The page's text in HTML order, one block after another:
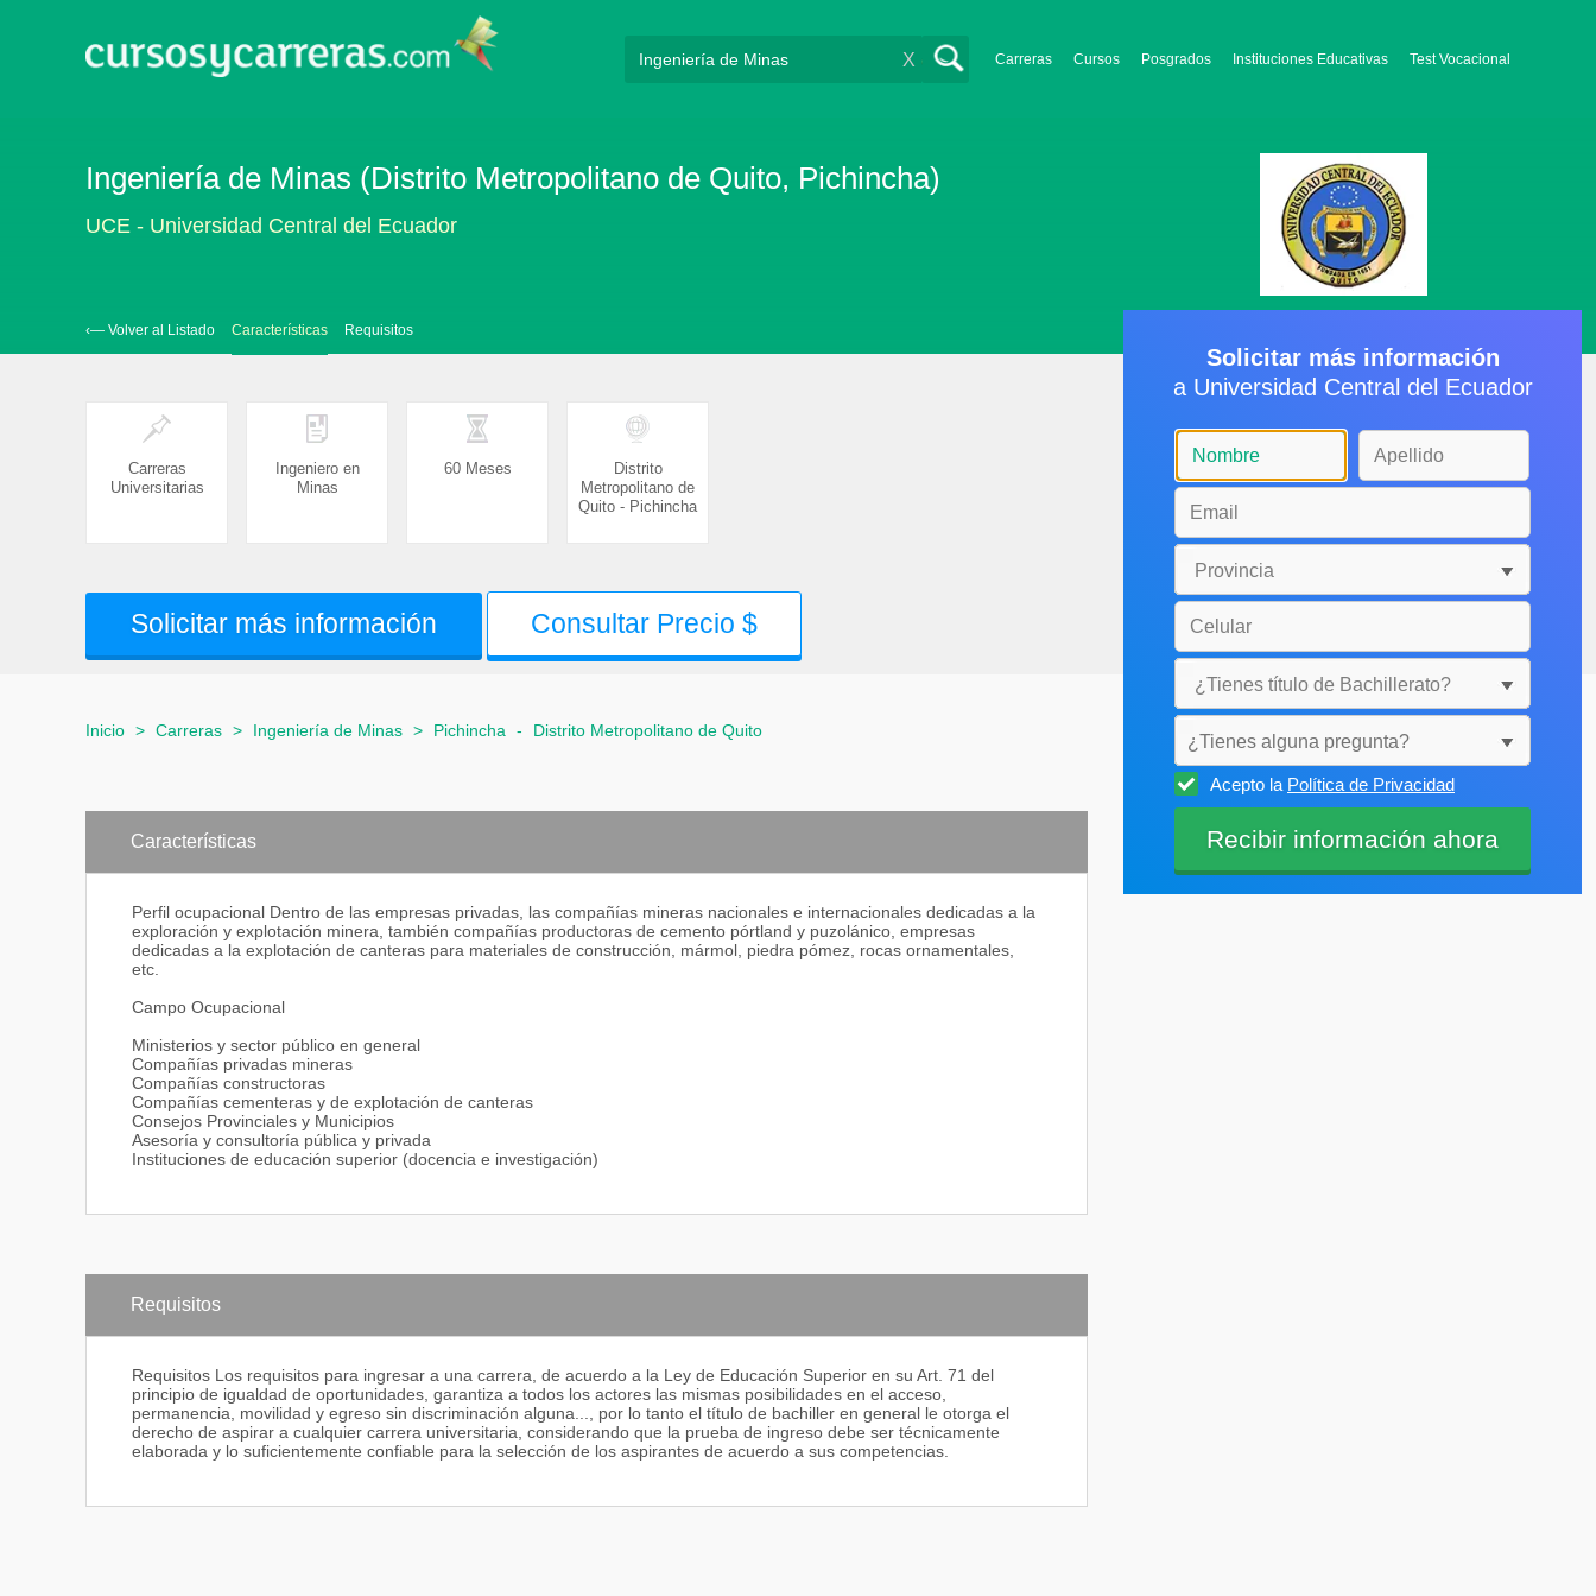
Carreras Cursos Posgrados Instituciones Educativas Test Vocacional
X
Ingeniería de Minas (Distrito Metropolitano de Quito, Pichincha)
UCE - Universidad Central del Ecuador
‹— Volver al Listado Características Requisitos
Carreras
Universitarias
Ingeniero en
Minas
60 Meses
Distrito
Metropolitano de
Quito - Pichincha
Solicitar más información Consultar Precio $
Inicio > Carreras > Ingeniería de Minas > Pichincha - Distrito Metropolitano de Quito
Características
Perfil ocupacional Dentro de las empresas privadas, las compañías mineras nacionales e internacionales dedicadas a la
exploración y explotación minera, también compañías productoras de cemento pórtland y puzolánico, empresas
dedicadas a la explotación de canteras para materiales de construcción, mármol, piedra pómez, rocas ornamentales,
etc.
Campo Ocupacional
Ministerios y sector público en general
Compañías privadas mineras
Compañías constructoras
Compañías cementeras y de explotación de canteras
Consejos Provinciales y Municipios
Asesoría y consultoría pública y privada
Instituciones de educación superior (docencia e investigación)
Requisitos
Requisitos Los requisitos para ingresar a una carrera, de acuerdo a la Ley de Educación Superior en su Art. 71 del
principio de igualdad de oportunidades, garantiza a todos los actores las mismas posibilidades en el acceso,
permanencia, movilidad y egreso sin discriminación alguna..., por lo tanto el título de bachiller en general le otorga el
derecho de aspirar a cualquier carrera universitaria, considerando que la prueba de ingreso debe ser técnicamente
elaborada y lo suficientemente confiable para la selección de los aspirantes de acuerdo a sus competencias.
Solicitar más información
a Universidad Central del Ecuador
¿Tienes alguna pregunta?
Selecciónala
Acepto la Política de Privacidad